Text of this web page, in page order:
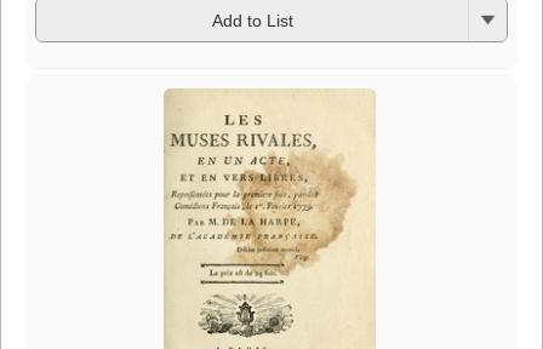
Add to List